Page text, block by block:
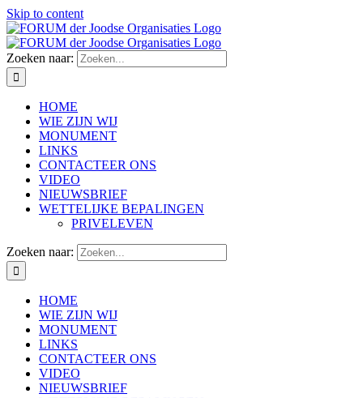
Skip to content
Zoeken naar:
HOME
WIE ZIJN WIJ
MONUMENT
LINKS
CONTACTEER ONS
VIDEO
NIEUWSBRIEF
WETTELIJKE BEPALINGEN
PRIVELEVEN
Zoeken naar:
HOME
WIE ZIJN WIJ
MONUMENT
LINKS
CONTACTEER ONS
VIDEO
NIEUWSBRIEF